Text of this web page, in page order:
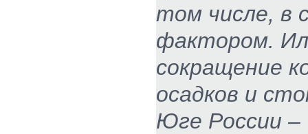
том числе, в
фактором.
сокращение
осадков и
Юге России –